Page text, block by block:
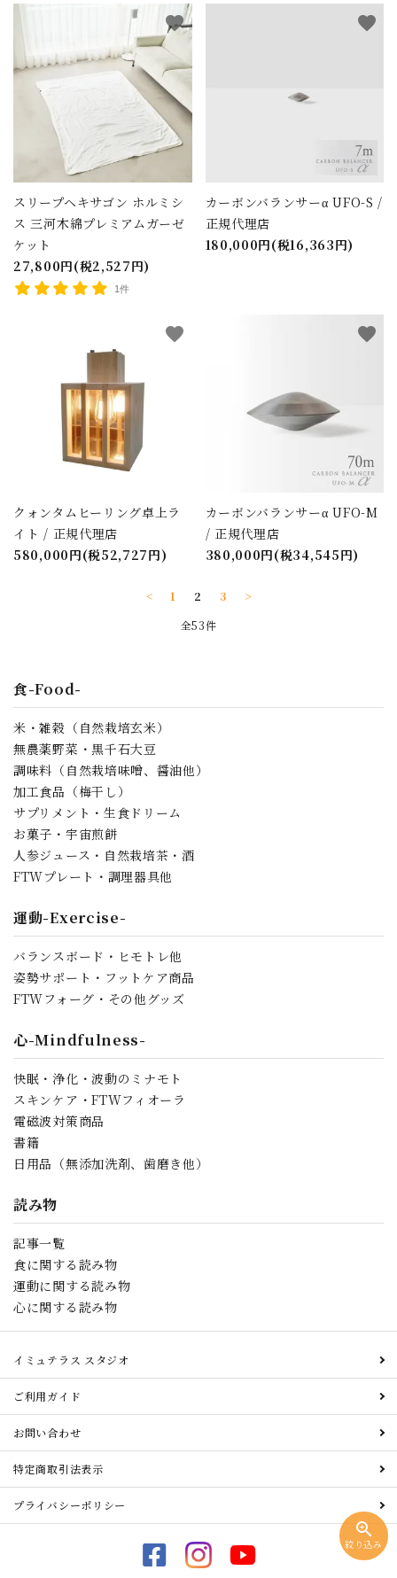
スリープヘキサゴン ホルミシ
ス 三河木綿プレミアムガーゼ
ケット
27,800円(税2,527円)
1件
favorite
カーボンバランサーα UFO-S /
正規代理店
180,000円(税16,363円)
favorite
クォンタムヒーリング卓上ラ
イト / 正規代理店
580,000円(税52,727円)
favorite
カーボンバランサーα UFO-M
/ 正規代理店
380,000円(税34,545円)
favorite
< 1 2 3
>
全53件
zoom_in
絞り込み
食-Food-
米・雑穀（自然栽培玄米）
無農薬野菜・黒千石大豆
調味料（自然栽培味噌、醤油他）
加工食品（梅干し）
サプリメント・生食ドリーム
お菓子・宇宙煎餅
人参ジュース・自然栽培茶・酒
FTWプレート・調理器具他
運動-Exercise-
バランスボード・ヒモトレ他
姿勢サポート・フットケア商品
FTWフォーグ・その他グッズ
心-Mindfulness-
快眠・浄化・波動のミナモト
スキンケア・FTWフィオーラ
電磁波対策商品
書籍
日用品（無添加洗剤、歯磨き他）
読み物
記事一覧
食に関する読み物
運動に関する読み物
心に関する読み物
イミュテラス スタジオ
ご利用ガイド
お問い合わせ
特定商取引法表示
プライバシーポリシー